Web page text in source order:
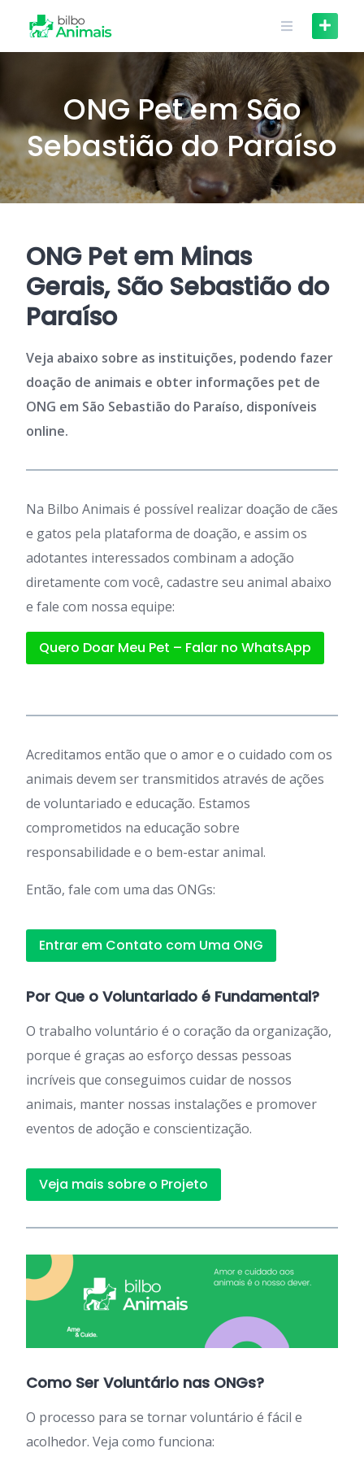
content
ONG Pet em São
Sebastião do Paraíso
ONG Pet em Minas
Gerais, São Sebastião do
Paraíso
Veja abaixo sobre as instituições, podendo fazer
doação de animais e obter informações pet de
ONG em São Sebastião do Paraíso, disponíveis
online.
Na Bilbo Animais é possível realizar doação de cães
e gatos pela plataforma de doação, e assim os
adotantes interessados combinam a adoção
diretamente com você, cadastre seu animal abaixo
e fale com nossa equipe:
Quero Doar Meu Pet – Falar no WhatsApp
Acreditamos então que o amor e o cuidado com os
animais devem ser transmitidos através de ações
de voluntariado e educação. Estamos
comprometidos na educação sobre
responsabilidade e o bem-estar animal.
Então, fale com uma das ONGs:
Entrar em Contato com Uma ONG
Por Que o Voluntariado é Fundamental?
O trabalho voluntário é o coração da organização,
porque é graças ao esforço dessas pessoas
incríveis que conseguimos cuidar de nossos
animais, manter nossas instalações e promover
eventos de adoção e conscientização.
Veja mais sobre o Projeto
Como Ser Voluntário nas ONGs?
O processo para se tornar voluntário é fácil e
acolhedor. Veja como funciona: